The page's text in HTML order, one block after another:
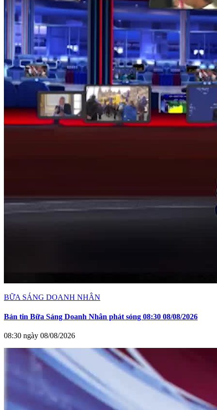
BỮA SÁNG DOANH NHÂN
Bản tin Bữa Sáng Doanh Nhân phát sóng 08:30 08/08/2026
08:30 ngày 08/08/2026